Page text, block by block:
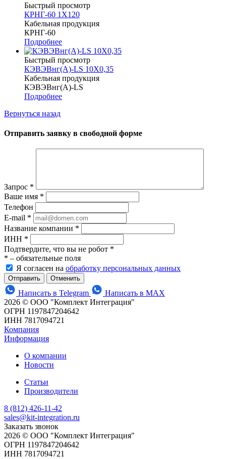
Быстрый просмотр
КРНГ-60 1Х120
Кабельная продукция
КРНГ-60
Подробнее
Быстрый просмотр
КЭВЭВнг(A)-LS 10Х0,35
Кабельная продукция
КЭВЭВнг(A)-LS
Подробнее
Вернуться назад
Отправить заявку в свободной форме
Запрос *
Ваше имя *
Телефон
E-mail *
Название компании *
ИНН *
Подтвердите, что вы не робот *
* – обязательные поля
Я согласен на обработку персональных данных
Отменить
Написать в Telegram
Написать в MAX
2026 © ООО "Комплект Интеграция"
ОГРН 1197847204642
ИНН 7817094721
Компания
Информация
О компании
Новости
Статьи
Производители
8 (812) 426-11-42
sales@kit-integration.ru
Заказать звонок
2026 © ООО "Комплект Интеграция"
ОГРН 1197847204642
ИНН 7817094721